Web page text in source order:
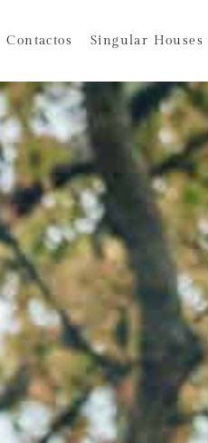
Contactos Singular Houses